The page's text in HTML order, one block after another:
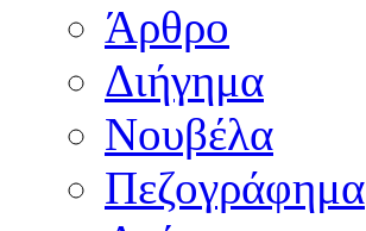
Άρθρο
Διήγημα
Νουβέλα
Πεζογράφημα